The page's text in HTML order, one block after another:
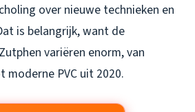
over nieuwe technieken en
is belangrijk, want de
variëren enorm, van
PVC uit 2020.